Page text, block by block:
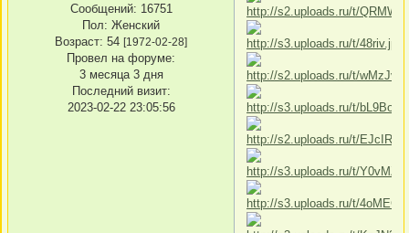
Сообщений: 16751
Пол: Женский
Возраст: 54 [1972-02-28]
Провел на форуме:
3 месяца 3 дня
Последний визит:
2023-02-22 23:05:56